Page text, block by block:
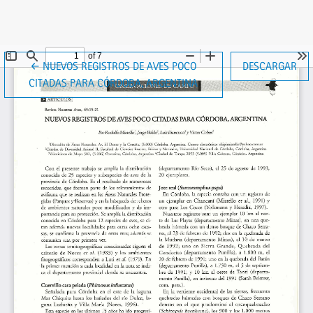
←VOLVER A LOS DETALLES DEL ARTÍCULO
NUEVOS REGISTROS DE AVES POCO
CITADAS PARA CÓRDOBA, ARGENTINA
DESCARGAR